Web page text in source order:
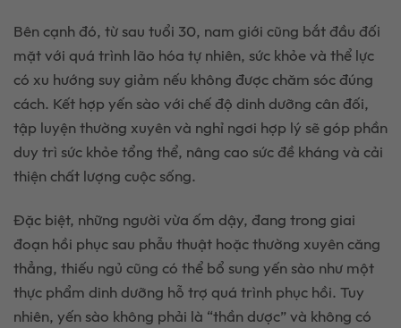
Bên cạnh đó, từ sau tuổi 30, nam giới cũng bắt đầu đối
mặt với quá trình lão hóa tự nhiên, sức khỏe và thể lực
có xu hướng suy giảm nếu không được chăm sóc đúng
cách. Kết hợp yến sào với chế độ dinh dưỡng cân đối,
tập luyện thường xuyên và nghỉ ngơi hợp lý sẽ góp phần
duy trì sức khỏe tổng thể, nâng cao sức đề kháng và cải
thiện chất lượng cuộc sống.
Đặc biệt, những người vừa ốm dậy, đang trong giai
đoạn hồi phục sau phẫu thuật hoặc thường xuyên căng
thẳng, thiếu ngủ cũng có thể bổ sung yến sào như một
thực phẩm dinh dưỡng hỗ trợ quá trình phục hồi. Tuy
nhiên, yến sào không phải là “thần dược” và không có